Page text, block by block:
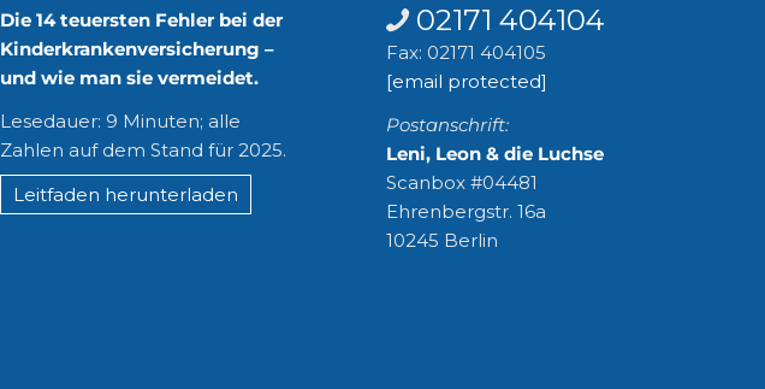
Die 14 teuersten Fehler bei der
Kinderkrankenversicherung –
und wie man sie vermeidet.
Lesedauer: 9 Minuten; alle
Zahlen auf dem Stand für 2025.
Leitfaden herunterladen
02171 404104
Fax: 02171 404105
[email protected]
Postanschrift:
Leni, Leon & die Luchse
Scanbox #04481
Ehrenbergstr. 16a
10245 Berlin